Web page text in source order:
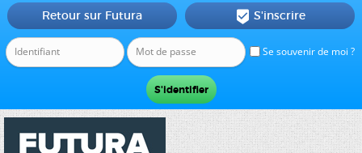
Se souvenir de moi ?
Retour sur Futura  S'inscrire